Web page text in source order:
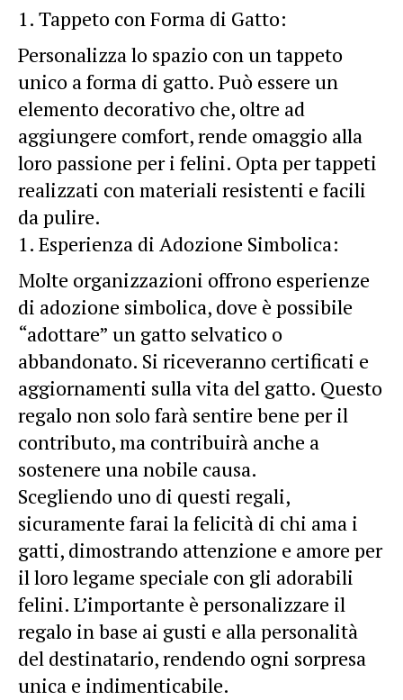
Tappeto con Forma di Gatto:
Personalizza lo spazio con un tappeto
unico a forma di gatto. Può essere un
elemento decorativo che, oltre ad
aggiungere comfort, rende omaggio alla
loro passione per i felini. Opta per tappeti
realizzati con materiali resistenti e facili
da pulire.
Esperienza di Adozione Simbolica:
Molte organizzazioni offrono esperienze
di adozione simbolica, dove è possibile
“adottare” un gatto selvatico o
abbandonato. Si riceveranno certificati e
aggiornamenti sulla vita del gatto. Questo
regalo non solo farà sentire bene per il
contributo, ma contribuirà anche a
sostenere una nobile causa.
Scegliendo uno di questi regali,
sicuramente farai la felicità di chi ama i
gatti, dimostrando attenzione e amore per
il loro legame speciale con gli adorabili
felini. L’importante è personalizzare il
regalo in base ai gusti e alla personalità
del destinatario, rendendo ogni sorpresa
unica e indimenticabile.